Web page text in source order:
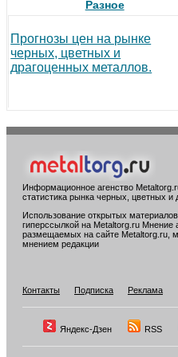
Разное
Прогнозы цен на рынке
черных, цветных и
драгоценных металлов.
Информационное агенство
статистика рынка черных, цветных и
Использование открытых
гиперссылкой на Metaltorg.ru Мнение
размещаемых на сайте Metaltorg.ru,
мнением редакции
Контакты
Подписка Реклама
Яндекс-Дзен RSS